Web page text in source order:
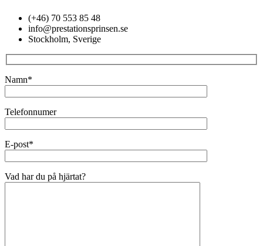
(+46) 70 553 85 48
info@prestationsprinsen.se
Stockholm, Sverige
Namn*
Telefonnumer
E-post*
Vad har du på hjärtat?